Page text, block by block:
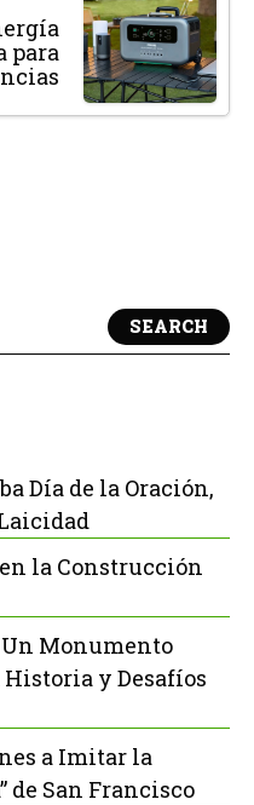
para
SEARCH
Día de la Oración,
la Construcción
Un Monumento
y Desafíos
a Imitar la
de San Francisco